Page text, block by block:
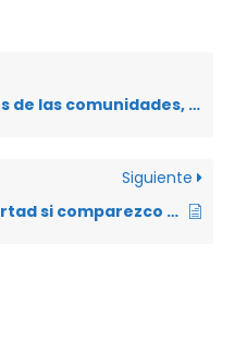
indígenas ejercer justicia indígena?
Siguiente
¿Puedo ser privado de libertad si comparezco a rendir una versión o a una diligencia en la Fiscalía?